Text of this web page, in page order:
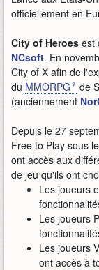
officiellement en
City of Heroes est
NCsoft. En
City of X afin de
du MMORPG de
(anciennement
Depuis le 27
Free to Play sous
ont accès aux
de jeu qu'ils ont
Les joueurs
Les joueurs
Les joueurs
ont accès à